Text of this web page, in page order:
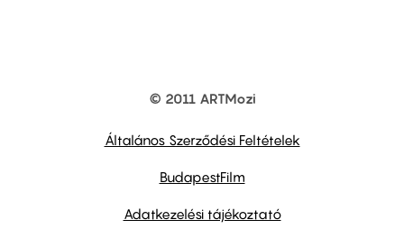
© 2011 ARTMozi
Általános Szerződési Feltételek
BudapestFilm
Adatkezelési tájékoztató